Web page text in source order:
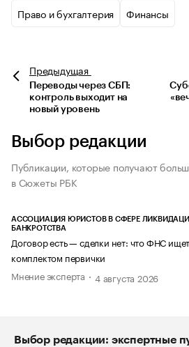
Право и бухгалтерия Финансы
Предыдущая
Переводы через СБП:
контроль выходит на
новый уровень
Выбор редакции
Публикации, которые получают
в Сюжеты РБК
АССОЦИАЦИЯ ЮРИСТОВ В СФЕРЕ
БАНКРОТСТВА
Договор есть — сделки нет: что ФНС
комплектом первички
Мнение эксперта
4 августа 2026
Выбор редакции: экспертные